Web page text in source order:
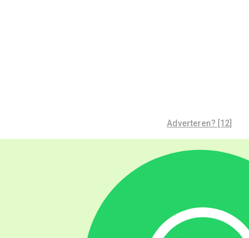
Adverteren? [12]